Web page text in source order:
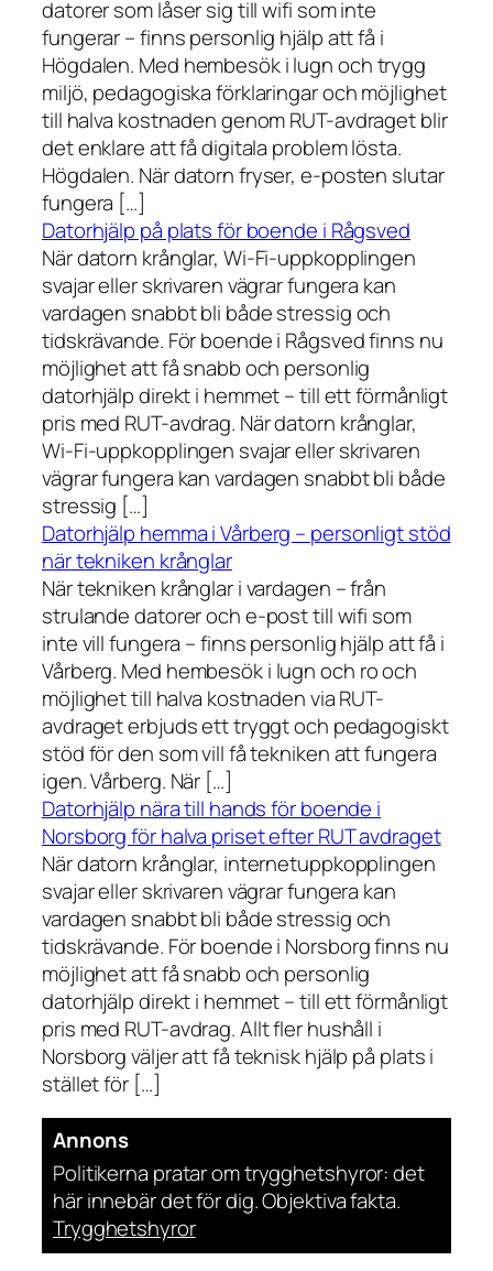
datorer som låser sig till wifi som inte
fungerar – finns personlig hjälp att få i
Högdalen. Med hembesök i lugn och trygg
miljö, pedagogiska förklaringar och möjlighet
till halva kostnaden genom RUT-avdraget blir
det enklare att få digitala problem lösta.
Högdalen. När datorn fryser, e-posten slutar
fungera […]
Datorhjälp på plats för boende i Rågsved
När datorn krånglar, Wi-Fi-uppkopplingen
svajar eller skrivaren vägrar fungera kan
vardagen snabbt bli både stressig och
tidskrävande. För boende i Rågsved finns nu
möjlighet att få snabb och personlig
datorhjälp direkt i hemmet – till ett förmånligt
pris med RUT-avdrag. När datorn krånglar,
Wi-Fi-uppkopplingen svajar eller skrivaren
vägrar fungera kan vardagen snabbt bli både
stressig […]
Datorhjälp hemma i Vårberg – personligt stöd
när tekniken krånglar
När tekniken krånglar i vardagen – från
strulande datorer och e-post till wifi som
inte vill fungera – finns personlig hjälp att få i
Vårberg. Med hembesök i lugn och ro och
möjlighet till halva kostnaden via RUT-
avdraget erbjuds ett tryggt och pedagogiskt
stöd för den som vill få tekniken att fungera
igen. Vårberg. När […]
Datorhjälp nära till hands för boende i
Norsborg för halva priset efter RUT avdraget
När datorn krånglar, internetuppkopplingen
svajar eller skrivaren vägrar fungera kan
vardagen snabbt bli både stressig och
tidskrävande. För boende i Norsborg finns nu
möjlighet att få snabb och personlig
datorhjälp direkt i hemmet – till ett förmånligt
pris med RUT-avdrag. Allt fler hushåll i
Norsborg väljer att få teknisk hjälp på plats i
stället för […]
Annons
Politikerna pratar om trygghetshyror: det
här innebär det för dig. Objektiva fakta.
Trygghetshyror